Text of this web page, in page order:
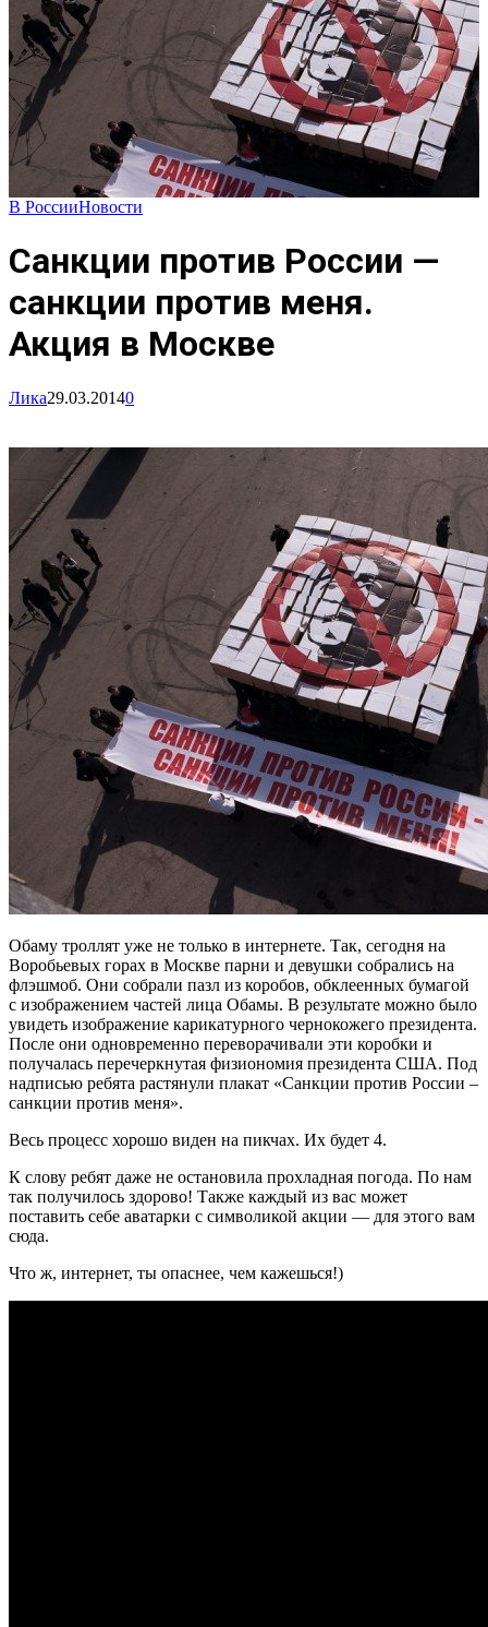
В РоссииНовости
Санкции против России —
санкции против меня.
Акция в Москве
Лика29.03.20140
Обаму троллят уже не только в интернете. Так, сегодня на
Воробьевых горах в Москве парни и девушки собрались на
флэшмоб. Они собрали пазл из коробов, обклеенных бумагой
с изображением частей лица Обамы. В результате можно было
увидеть изображение карикатурного чернокожего президента.
После они одновременно переворачивали эти коробки и
получалась перечеркнутая физиономия президента США. Под
надписью ребята растянули плакат «Санкции против России –
санкции против меня».
Весь процесс хорошо виден на пикчах. Их будет 4.
К слову ребят даже не остановила прохладная погода. По нам
так получилось здорово! Также каждый из вас может
поставить себе аватарки с символикой акции — для этого вам
сюда.
Что ж, интернет, ты опаснее, чем кажешься!)